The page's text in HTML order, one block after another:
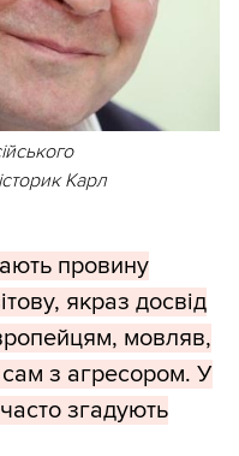
Карл
провину
якраз досвід
мовляв,
з агресором. У
згадують